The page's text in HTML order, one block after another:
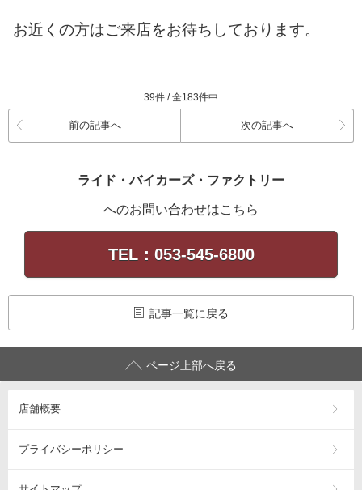
お近くの方はご来店をお待ちしております。
39件 / 全183件中
前の記事へ 次の記事へ
ライド・バイカーズ・ファクトリー
へのお問い合わせはこちら
TEL：053-545-6800
記事一覧に戻る
ページ上部へ戻る
店舗概要
プライバシーポリシー